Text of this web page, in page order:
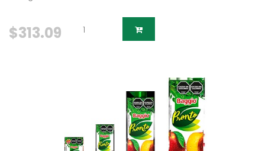
$313.09